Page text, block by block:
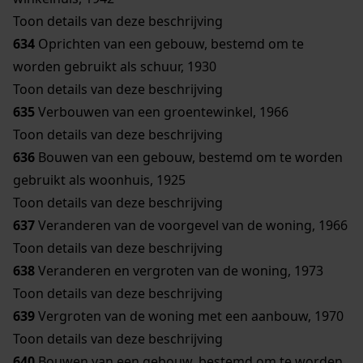
Toon details van deze beschrijving
634 Oprichten van een gebouw, bestemd om te
worden gebruikt als schuur, 1930
Toon details van deze beschrijving
635Verbouwen van een groentewinkel, 1966
Toon details van deze beschrijving
636 Bouwen van een gebouw, bestemd om te worden
gebruikt als woonhuis, 1925
Toon details van deze beschrijving
637Veranderen van de voorgevel van de woning, 1966
Toon details van deze beschrijving
638Veranderen en vergroten van de woning, 1973
Toon details van deze beschrijving
639Vergroten van de woning met een aanbouw, 1970
Toon details van deze beschrijving